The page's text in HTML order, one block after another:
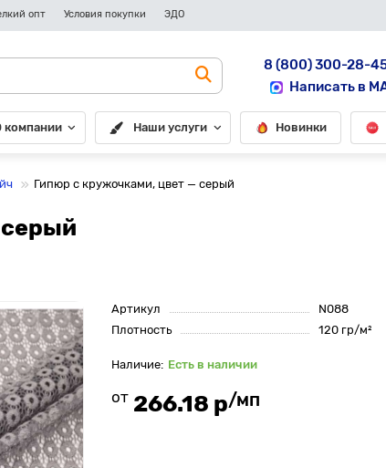
опт Условия покупки ЭДО
8 (800) 300-28-
Написать в
компании Наши услуги Новинки
Гипюр с кружочками, цвет — серый
Артикул
N088
Плотность
120 гр/м²
Есть в наличии
от 266.18 р/мп